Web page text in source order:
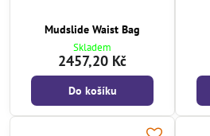
Mudslide Waist Bag
Skladem
2457,20 Kč
Do košíku